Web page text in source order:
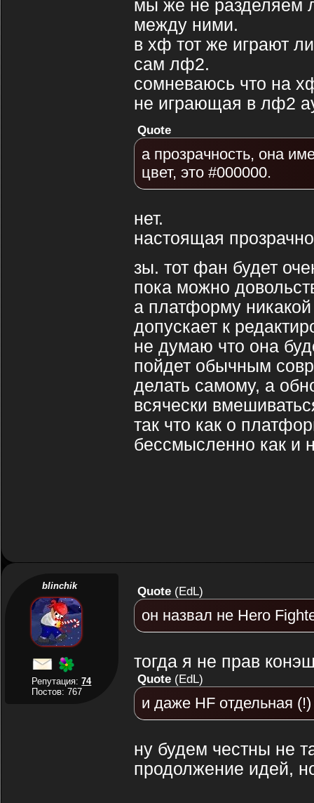
мы же не разделяем
между ними.
в хф тот же играют
сам лф2.
сомневаюсь что на
не играющая в лф2
Quote
а прозрачность, она
цвет, это #000000.
нет.
настоящая
зы. тот фан будет
пока можно
а платформу
допускает к
не думаю что она
пойдет обычным
делать самому, а
всячески
так что как о
бессмысленно как и
blinchik
Репутация:74
Постов: 767
Quote(EdL)
он назвал не Hero
тогда я не прав
Quote(EdL)
и даже HF отдельная (!)
ну будем честны не
продолжение идей,